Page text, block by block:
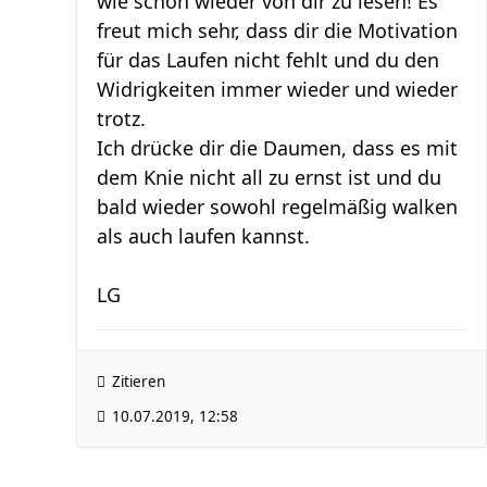
freut mich sehr, dass dir die Motivation
für das Laufen nicht fehlt und du den
Widrigkeiten immer wieder und wieder
trotz.
Ich drücke dir die Daumen, dass es mit
dem Knie nicht all zu ernst ist und du
bald wieder sowohl regelmäßig walken
als auch laufen kannst.
LG
Zitieren
10.07.2019, 12:58